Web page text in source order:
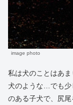
image photo
私は犬のことはあ
犬のような…でも少
のある子犬で、尻